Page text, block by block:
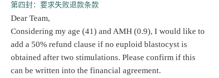
第四封：要求失败退款条款
Dear Team,
Considering my age (41) and AMH (0.9), I would like to
add a 50% refund clause if no euploid blastocyst is
obtained after two stimulations. Please confirm if this
can be written into the financial agreement.